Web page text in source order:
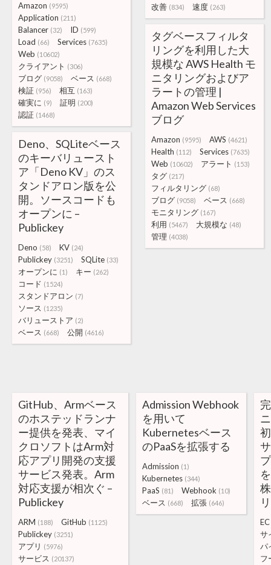
改善 (834) 速度 (263)
Amazon (9595)
Application (211)
Balancer (32) ID (599)
Load (66) Services (7635)
Web (10602)
クライアント (306)
ブログ (9058) ベース (668)
検証 (956) 相互 (163)
確実に (9) 証明 (200)
認証 (1468)
タグベースフィルタ
リングを利用した大
規模な AWS Health モ
ニタリングおよびア
ラートの管理 |
Amazon Web Services
ブログ
Amazon (9595) AWS (4621)
Health (112) Services (7635)
Web (10602) アラート (153)
タグ (217)
フィルタリング (68)
ブログ (9058) ベース (668)
モニタリング (167)
利用 (5467) 大規模な (48)
管理 (4038)
Deno、SQLiteベース
のキーバリュースト
ア「Deno KV」のス
タンドアロン版を公
開。ソースコードも
オープンに –
Publickey
Deno (58) KV (24)
Publickey (3251) SQLite (33)
オープンに (1) キー (262)
コード (1524)
スタンドアロン (7)
ソース (1235)
バリューストア (2)
ベース (668) 公開 (4616)
GitHub、Armベース
のホステッドランナ
ー提供を発表、マイ
クロソフトはArm対
応アプリ開発の支援
サービス発表。Arm
対応支援が相次ぐ –
Publickey
ARM (188) GitHub (1125)
Publickey (3251)
アプリ (5976)
サービス (20137)
Admission Webhook
を用いて
Kubernetesベース
のPaaSを拡張する
Admission (1)
Kubernetes (344)
PaaS (81) Webhook (10)
ベース (668) 拡張 (646)
EC
サ
パ
フ